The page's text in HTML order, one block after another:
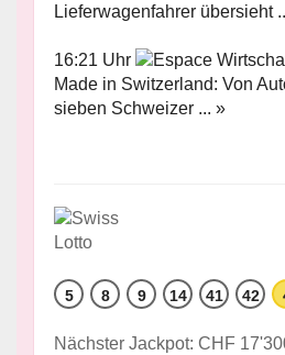
Lieferwagenfahrer übersieht
16:21 Uhr
Made in Switzerland: Von
sieben Schweizer ... »
5 8 9 14 41 42
Nächster Jackpot: CHF